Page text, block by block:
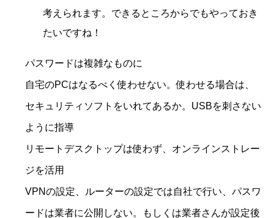
考えられます。できるところからでもやっておき
たいですね！
パスワードは複雑なものに
自宅のPCはなるべく使わせない。使わせる場合は、
セキュリティソフトをいれてあるか。USBを刺さない
ように指導
リモートデスクトップは使わず、オンラインストレー
ジを活用
VPNの設定、ルーターの設定では自社で行い、パスワ
ードは業者に公開しない。もしくは業者さんが設定後